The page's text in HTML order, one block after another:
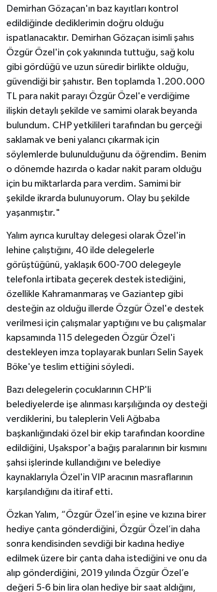
Demirhan Gözaçan'ın baz kayıtları kontrol
edildiğinde dediklerimin doğru olduğu
ispatlanacaktır. Demirhan Gözaçan isimli şahıs
Özgür Özel'in çok yakınında tuttuğu, sağ kolu
gibi gördüğü ve uzun süredir birlikte olduğu,
güvendiği bir şahıstır. Ben toplamda 1.200.000
TL para nakit parayı Özgür Özel'e verdiğime
ilişkin detaylı şekilde ve samimi olarak beyanda
bulundum. CHP yetkilileri tarafından bu gerçeği
saklamak ve beni yalancı çıkarmak için
söylemlerde bulunulduğunu da öğrendim. Benim
o dönemde hazırda o kadar nakit param olduğu
için bu miktarlarda para verdim. Samimi bir
şekilde ikrarda bulunuyorum. Olay bu şekilde
yaşanmıştır."
Yalım ayrıca kurultay delegesi olarak Özel'in
lehine çalıştığını, 40 ilde delegelerle
görüştüğünü, yaklaşık 600-700 delegeyle
telefonla irtibata geçerek destek istediğini,
özellikle Kahramanmaraş ve Gaziantep gibi
desteğin az olduğu illerde Özgür Özel'e destek
verilmesi için çalışmalar yaptığını ve bu çalışmalar
kapsamında 115 delegeden Özgür Özel'i
destekleyen imza toplayarak bunları Selin Sayek
Böke'ye teslim ettiğini söyledi.
Bazı delegelerin çocuklarının CHP'li
belediyelerde işe alınması karşılığında oy desteği
verdiklerini, bu taleplerin Veli Ağbaba
başkanlığındaki özel bir ekip tarafından koordine
edildiğini, Uşakspor'a bağış paralarının bir kısmını
şahsi işlerinde kullandığını ve belediye
kaynaklarıyla Özel'in VIP aracının masraflarının
karşılandığını da itiraf etti.
Özkan Yalım, “Özgür Özel’in eşine ve kızına birer
hediye çanta gönderdiğini, Özgür Özel’in daha
sonra kendisinden sevdiği bir kadına hediye
edilmek üzere bir çanta daha istediğini ve onu da
alıp gönderdiğini, 2019 yılında Özgür Özel’e
değeri 5-6 bin lira olan hediye bir saat aldığını,